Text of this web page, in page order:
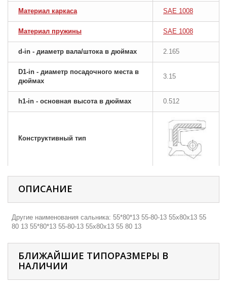
Материал каркаса SAE 1008
Материал пружины SAE 1008
d-in - диаметр вала/штока в дюймах 2.165
D1-in - диаметр посадочного места в
дюймах
3.15
h1-in - основная высота в дюймах 0.512
Конструктивный тип
ОПИСАНИЕ
Другие наименования сальника: 55*80*13 55-80-13 55х80х13 55
80 13 55*80*13 55-80-13 55х80х13 55 80 13
БЛИЖАЙШИЕ ТИПОРАЗМЕРЫ В
НАЛИЧИИ